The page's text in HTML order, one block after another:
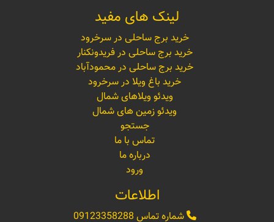
لینک های مفید
خرید برج ساحلی در سرخرود
خرید برج ساحلی در فریدونکنار
خرید برج ساحلی در محمودآباد
خرید باغ ویلا در سرخرود
ویدئو ویلاهای شمال
ویدئو زمین های شمال
جستجو
تماس با ما
درباره ما
ورود
اطلاعات
شماره تماس 09123358288